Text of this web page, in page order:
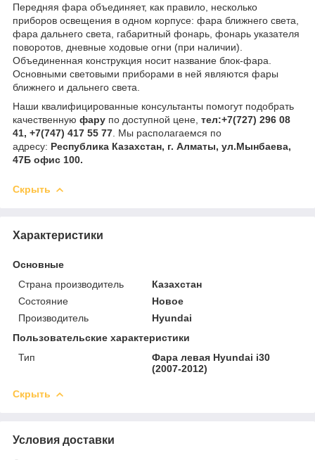
Передняя фара объединяет, как правило, несколько
приборов освещения в одном корпусе: фара ближнего света,
фара дальнего света, габаритный фонарь, фонарь указателя
поворотов, дневные ходовые огни (при наличии).
Объединенная конструкция носит название блок-фара.
Основными световыми приборами в ней являются фары
ближнего и дальнего света.
Наши квалифицированные консультанты помогут подобрать
качественную фару по доступной цене, тел:+7(727) 296 08
41, +7(747) 417 55 77 . Мы располагаемся по
адресу: Республика Казахстан, г. Алматы, ул.Мынбаева,
47Б офис 100.
Скрыть
Характеристики
Основные
Страна производитель
Казахстан
Состояние
Новое
Производитель
Hyundai
Пользовательские характеристики
Тип
Фара левая Hyundai i30
(2007-2012)
Скрыть
Условия доставки